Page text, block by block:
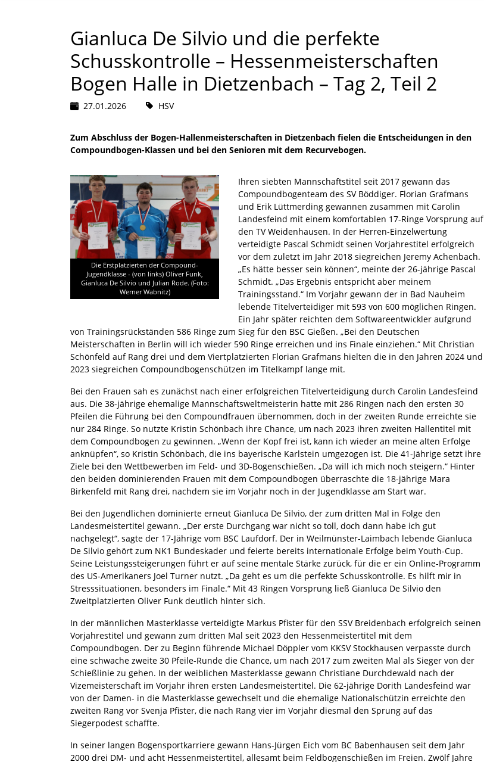
Gianluca De Silvio und die perfekte
Schusskontrolle – Hessenmeisterschaften
Bogen Halle in Dietzenbach – Tag 2, Teil 2
27.01.2026 HSV
Zum Abschluss der Bogen-Hallenmeisterschaften in Dietzenbach fielen die Entscheidungen in den
Compoundbogen-Klassen und bei den Senioren mit dem Recurvebogen.
Die Erstplatzierten der Compound-
Jugendklasse - (von links) Oliver Funk,
Gianluca De Silvio und Julian Rode. (Foto:
Werner Wabnitz)
Ihren siebten Mannschaftstitel seit 2017 gewann das
Compoundbogenteam des SV Böddiger. Florian Grafmans
und Erik Lüttmerding gewannen zusammen mit Carolin
Landesfeind mit einem komfortablen 17-Ringe Vorsprung auf
den TV Weidenhausen. In der Herren-Einzelwertung
verteidigte Pascal Schmidt seinen Vorjahrestitel erfolgreich
vor dem zuletzt im Jahr 2018 siegreichen Jeremy Achenbach.
„Es hätte besser sein können“, meinte der 26-jährige Pascal
Schmidt. „Das Ergebnis entspricht aber meinem
Trainingsstand.“ Im Vorjahr gewann der in Bad Nauheim
lebende Titelverteidiger mit 593 von 600 möglichen Ringen.
Ein Jahr später reichten dem Softwareentwickler aufgrund
von Trainingsrückständen 586 Ringe zum Sieg für den BSC Gießen. „Bei den Deutschen
Meisterschaften in Berlin will ich wieder 590 Ringe erreichen und ins Finale einziehen.“ Mit Christian
Schönfeld auf Rang drei und dem Viertplatzierten Florian Grafmans hielten die in den Jahren 2024 und
2023 siegreichen Compoundbogenschützen im Titelkampf lange mit.
Bei den Frauen sah es zunächst nach einer erfolgreichen Titelverteidigung durch Carolin Landesfeind
aus. Die 38-jährige ehemalige Mannschaftsweltmeisterin hatte mit 286 Ringen nach den ersten 30
Pfeilen die Führung bei den Compoundfrauen übernommen, doch in der zweiten Runde erreichte sie
nur 284 Ringe. So nutzte Kristin Schönbach ihre Chance, um nach 2023 ihren zweiten Hallentitel mit
dem Compoundbogen zu gewinnen. „Wenn der Kopf frei ist, kann ich wieder an meine alten Erfolge
anknüpfen“, so Kristin Schönbach, die ins bayerische Karlstein umgezogen ist. Die 41-Jährige setzt ihre
Ziele bei den Wettbewerben im Feld- und 3D-Bogenschießen. „Da will ich mich noch steigern.“ Hinter
den beiden dominierenden Frauen mit dem Compoundbogen überraschte die 18-jährige Mara
Birkenfeld mit Rang drei, nachdem sie im Vorjahr noch in der Jugendklasse am Start war.
Bei den Jugendlichen dominierte erneut Gianluca De Silvio, der zum dritten Mal in Folge den
Landesmeistertitel gewann. „Der erste Durchgang war nicht so toll, doch dann habe ich gut
nachgelegt“, sagte der 17-Jährige vom BSC Laufdorf. Der in Weilmünster-Laimbach lebende Gianluca
De Silvio gehört zum NK1 Bundeskader und feierte bereits internationale Erfolge beim Youth-Cup.
Seine Leistungssteigerungen führt er auf seine mentale Stärke zurück, für die er ein Online-Programm
des US-Amerikaners Joel Turner nutzt. „Da geht es um die perfekte Schusskontrolle. Es hilft mir in
Stresssituationen, besonders im Finale.“ Mit 43 Ringen Vorsprung ließ Gianluca De Silvio den
Zweitplatzierten Oliver Funk deutlich hinter sich.
In der männlichen Masterklasse verteidigte Markus Pfister für den SSV Breidenbach erfolgreich seinen
Vorjahrestitel und gewann zum dritten Mal seit 2023 den Hessenmeistertitel mit dem
Compoundbogen. Der zu Beginn führende Michael Döppler vom KKSV Stockhausen verpasste durch
eine schwache zweite 30 Pfeile-Runde die Chance, um nach 2017 zum zweiten Mal als Sieger von der
Schießlinie zu gehen. In der weiblichen Masterklasse gewann Christiane Durchdewald nach der
Vizemeisterschaft im Vorjahr ihren ersten Landesmeistertitel. Die 62-jährige Dorith Landesfeind war
von der Damen- in die Masterklasse gewechselt und die ehemalige Nationalschützin erreichte den
zweiten Rang vor Svenja Pfister, die nach Rang vier im Vorjahr diesmal den Sprung auf das
Siegerpodest schaffte.
In seiner langen Bogensportkarriere gewann Hans-Jürgen Eich vom BC Babenhausen seit dem Jahr
2000 drei DM- und acht Hessenmeistertitel, allesamt beim Feldbogenschießen im Freien. Zwölf Jahre